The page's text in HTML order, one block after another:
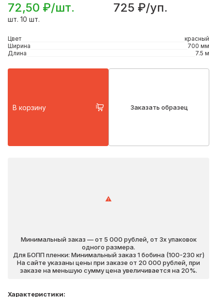
72,50 ₽/шт. 725 ₽/уп.
шт. 10 шт.
Цвет
красный
Ширина
700 мм
Длина
7.5 м
В корзину Заказать образец
Минимальный заказ — от 5 000 рублей, от 3х упаковок
одного размера.
Для БОПП пленки: Минимальный заказ 1 бобина (100-230 кг)
На сайте указаны цены при заказе от 20 000 рублей, при
заказе на меньшую сумму цена увеличивается на 20%.
Характеристики: